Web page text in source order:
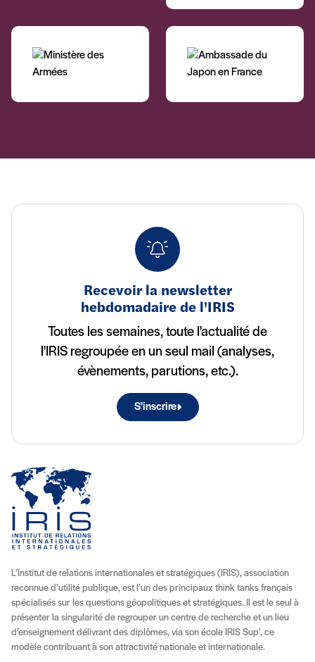
Recevoir la newsletter
hebdomadaire de l'IRIS
Toutes les semaines, toute l'actualité de
l'IRIS regroupée en un seul mail (analyses,
évènements, parutions, etc.).
S'inscrire
L’Institut de relations internationales et stratégiques (IRIS), association
reconnue d’utilité publique, est l’un des principaux think tanks français
spécialisés sur les questions géopolitiques et stratégiques. Il est le seul à
présenter la singularité de regrouper un centre de recherche et un lieu
d’enseignement délivrant des diplômes, via son école IRIS Sup’, ce
modèle contribuant à son attractivité nationale et internationale.